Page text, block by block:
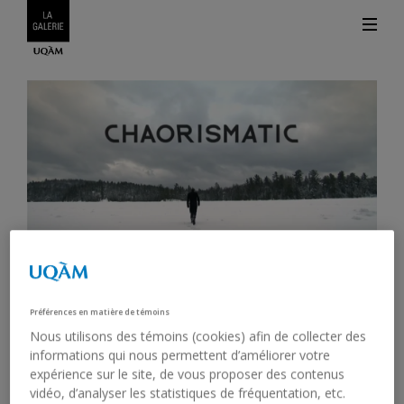
WATCH THE FILM DAVID
ALTMEJD, CHAORISMATIC
FOR FREE!
Préférences en matière de témoins
Nous utilisons des témoins (cookies) afin de collecter des
informations qui nous permettent d’améliorer votre
expérience sur le site, de vous proposer des contenus
vidéo, d’analyser les statistiques de fréquentation, etc.